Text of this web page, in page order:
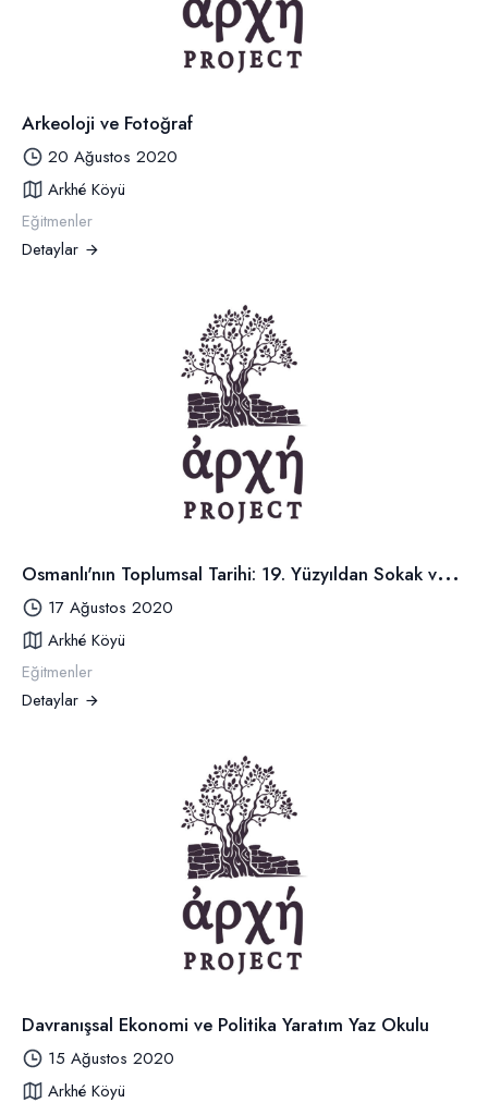
Arkeoloji ve Fotoğraf
20 Ağustos 2020
Arkhé Köyü
Eğitmenler
Detaylar
O
smanlı'nın Toplumsal Tarihi: 19. Yüzyıldan Sokak ve İnsan Manzaraları
17 Ağustos 2020
Arkhé Köyü
Eğitmenler
Detaylar
Davranışsal Ekonomi ve Politika Yaratım Yaz Okulu
15 Ağustos 2020
Arkhé Köyü